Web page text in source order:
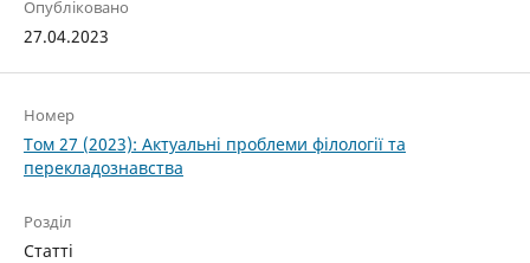
Опубліковано
27.04.2023
Номер
Том 27 (2023): Актуальні проблеми філології та
перекладознавства
Розділ
Статті